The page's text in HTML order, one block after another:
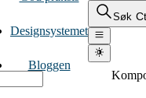
Designsystemet
Bloggen
Søk